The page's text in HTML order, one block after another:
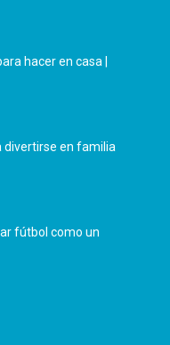
hacer en casa |
divertirse en familia
fútbol como un